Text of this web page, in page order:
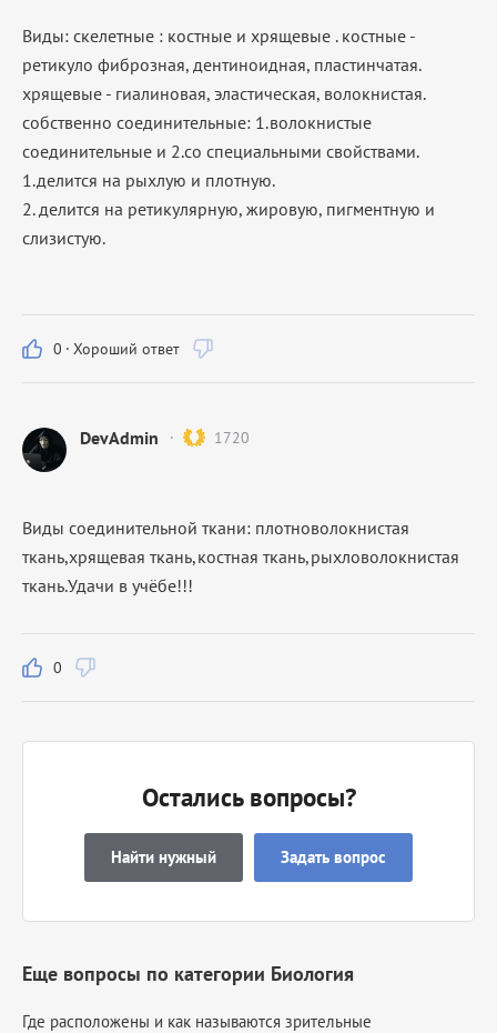
Виды: скелетные : костные и хрящевые . костные -
ретикуло фиброзная, дентиноидная, пластинчатая.
хрящевые - гиалиновая, эластическая, волокнистая.
собственно соединительные: 1.волокнистые
соединительные и 2.со специальными свойствами.
1.делится на рыхлую и плотную.
2. делится на ретикулярную, жировую, пигментную и
слизистую.
0 · Хороший ответ
DevAdmin 1720
Виды соединительной ткани: плотноволокнистая
ткань,хрящевая ткань,костная ткань,рыхловолокнистая
ткань.Удачи в учёбе!!!
0
Остались вопросы?
Найти нужный Задать вопрос
Еще вопросы по категории Биология
Где расположены и как называются зрительные